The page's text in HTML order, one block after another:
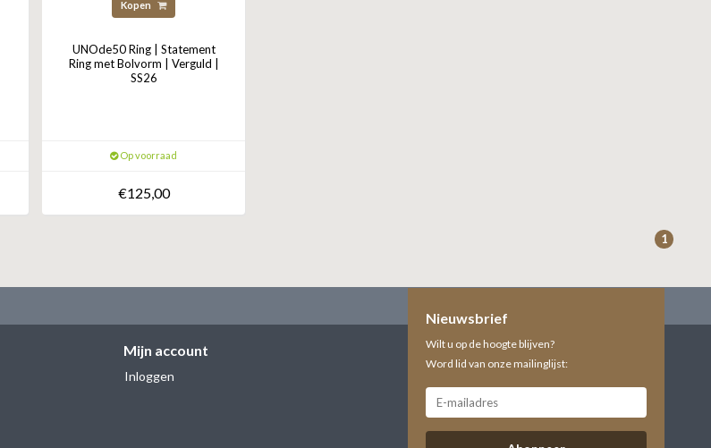
Kopen
UNOde50 Ring | Statement
Ring met Bolvorm | Verguld |
SS26
Op voorraad
€125,00
1
Mijn account
Inloggen
Nieuwsbrief
Wilt u op de hoogte blijven?
Word lid van onze mailinglijst: